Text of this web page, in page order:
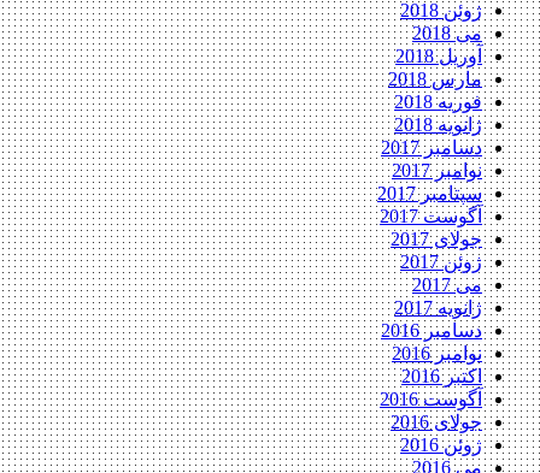
ژوئن 2018
می 2018
آوریل 2018
مارس 2018
فوریه 2018
ژانویه 2018
دسامبر 2017
نوامبر 2017
سپتامبر 2017
آگوست 2017
جولای 2017
ژوئن 2017
می 2017
ژانویه 2017
دسامبر 2016
نوامبر 2016
اکتبر 2016
آگوست 2016
جولای 2016
ژوئن 2016
می 2016